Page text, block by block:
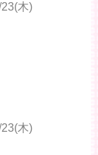
木)
木)